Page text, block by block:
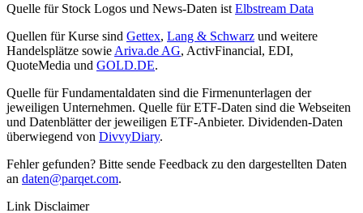
Quelle für Stock Logos und News-Daten ist Elbstream Data
Quellen für Kurse sind Gettex, Lang & Schwarz und weitere
Handelsplätze sowie Ariva.de AG, ActivFinancial, EDI,
QuoteMedia und GOLD.DE.
Quelle für Fundamentaldaten sind die Firmenunterlagen der
jeweiligen Unternehmen. Quelle für ETF-Daten sind die Webseiten
und Datenblätter der jeweiligen ETF-Anbieter. Dividenden-Daten
überwiegend von DivvyDiary.
Fehler gefunden? Bitte sende Feedback zu den dargestellten Daten
an daten@parqet.com.
Link Disclaimer